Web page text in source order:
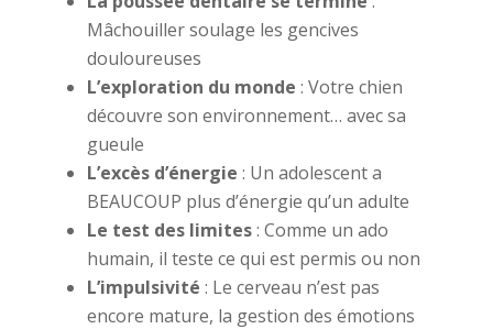
Mâchouiller soulage les gencives
douloureuses
L’exploration du monde : Votre chien
découvre son environnement… avec sa
gueule
L’excès d’énergie : Un adolescent a
BEAUCOUP plus d’énergie qu’un adulte
Le test des limites: Comme un ado
humain, il teste ce qui est permis ou non
L’impulsivité : Le cerveau n’est pas
encore mature, la gestion des émotions